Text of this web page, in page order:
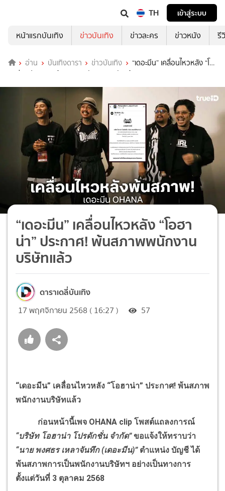
TH
เข้าสู่ระบบ
หน้าแรกบันเทิง
ข่าวบันเทิง ข่าวละคร ข่าวหนัง รี
อ่าน บันเทิงดารา ข่าวบันเทิง
“เดอะมีน” เคลื่อนไหวหลัง “โอ
ฮาน่า” ประกาศ! พ้นสภาพพนักงานบริษัทแล้ว
“เดอะมีน” เคลื่อนไหวหลัง “โอฮา
น่า” ประกาศ! พ้นสภาพพนักงาน
บริษัทแล้ว
ดาราเดลี่บันเทิง
17 พฤศจิกายน 2568 ( 16:27 ) 57
“เดอะมีน” เคลื่อนไหวหลัง “โอฮาน่า” ประกาศ! พ้นสภาพ
พนักงานบริษัทแล้ว
ก่อนหน้านี้เพจ OHANA clip โพสต์แถลงการณ์
“บริษัท โอฮาน่า โปรดักชั่น จำกัด”ขอแจ้งให้ทราบว่า
“นาย พงศธร เหลาจันทึก (เดอะมีน)”ตำแหน่ง บัญชี ได้
พ้นสภาพการเป็นพนักงานบริษัทฯ อย่างเป็นทางการ
ตั้งแต่วันที่ 3 ตุลาคม 2568